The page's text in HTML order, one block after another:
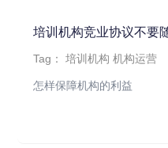
培训机构竞业协议不要
Tag：培训机构 机构运营
怎样保障机构的利益